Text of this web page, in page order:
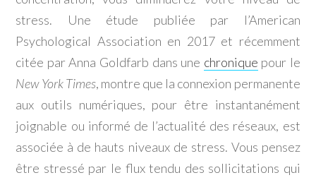
stress. Une étude publiée par l’American
Psychological Association en 2017 et récemment
citée par Anna Goldfarb dans une chronique pour le
New York Times, montre que la connexion permanente
aux outils numériques, pour être instantanément
joignable ou informé de l’actualité des réseaux, est
associée à de hauts niveaux de stress. Vous pensez
être stressé par le flux tendu des sollicitations qui